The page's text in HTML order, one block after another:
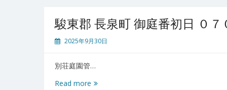
庭
番
2
目
０
駿東郡 長泉町 御庭番初日 ０７
2025年9月30日
別荘庭園管…
Read more 駿